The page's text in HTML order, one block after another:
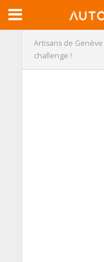
Artisans de
challenge !